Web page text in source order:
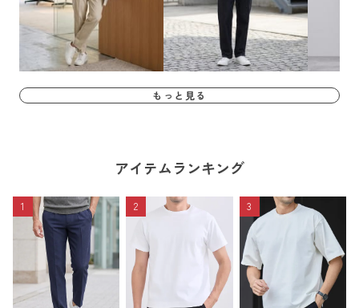
もっと見る
アイテムランキング
1 2 3